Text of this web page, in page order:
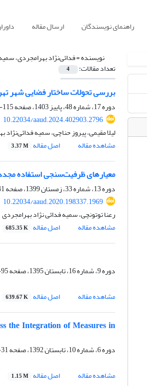
راهنمای نویسندگان ارسال مقاله
نویسنده =فدائی‌نژاد بهرامجردی،
تعداد مقالات: 4
بررسی تحولات ساختار فضایی شهر
دوره 17، شماره 48، پاییز 1403، صفحه
115-132
10.22034/aaud.2024.402903.2796
لیلا مقیمی، پیروز حناچی، سمیه فدائی‌نژاد
مشاهده مقاله
اصل مقاله 3.37 M
معیارهای ظرفیت‌سنجی استفاده
دوره 13، شماره 33، زمستان 1399، صفحه
10.22034/aaud.2020.198337.1969
رعنا توتونچی، سمیه فدائی نژاد بهرامجردی
مشاهده مقاله
اصل مقاله 685.35 K
دوره 9، شماره 16، تابستان 1395، صفحه
95-104
مشاهده مقاله
اصل مقاله 639.67 K
the Integration of Measures in
دوره 6، شماره 10، تابستان 1392، صفحه
31-42
مشاهده مقاله
اصل مقاله 1.15 M